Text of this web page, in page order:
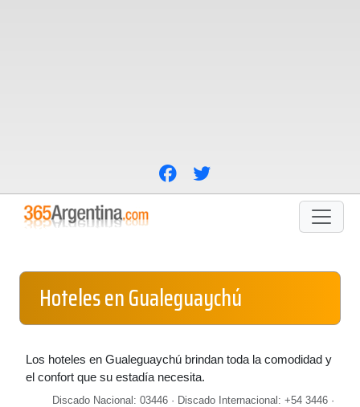
Hoteles en Gualeguaychú
Los hoteles en Gualeguaychú brindan toda la comodidad y
el confort que su estadía necesita.
Discado Nacional: 03446 · Discado Internacional: +54 3446 ·